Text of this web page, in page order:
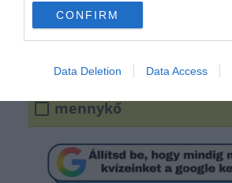
CONFIRM
Data Deletion Data Access
kapa
mennykő